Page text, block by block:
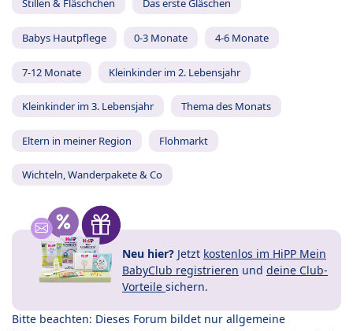
Stillen & Fläschchen Das erste Gläschen
Babys Hautpflege 0-3 Monate 4-6 Monate
7-12 Monate Kleinkinder im 2. Lebensjahr
Kleinkinder im 3. Lebensjahr Thema des Monats
Eltern in meiner Region Flohmarkt
Wichteln, Wanderpakete & Co
Neu hier? Jetzt kostenlos im HiPP Mein
BabyClub registrieren und deine Club-
Vorteile sichern.
Bitte beachten: Dieses Forum bildet nur allgemeine